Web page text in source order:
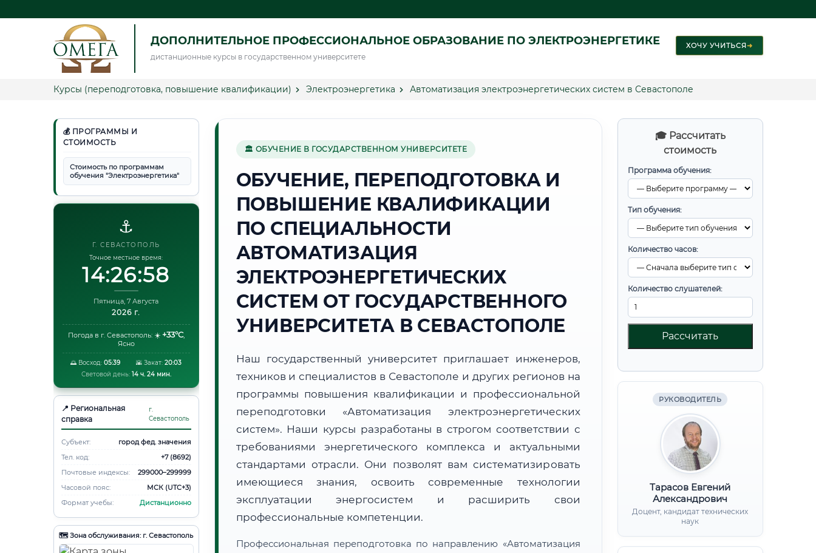
ДОПОЛНИТЕЛЬНОЕ ПРОФЕССИОНАЛЬНОЕ ОБРАЗОВАНИЕ ПО ЭЛЕКТРОЭНЕРГЕТИКЕ
дистанционные курсы в государственном университете
ХОЧУ УЧИТЬСЯ➜
Курсы (переподготовка, повышение квалификации) Электроэнергетика Автоматизация электроэнергетических систем в Севастополе
💰 ПРОГРАММЫ И
СТОИМОСТЬ
Стоимость по программам
обучения "Электроэнергетика"
⚓
Г. СЕВАСТОПОЛЬ
Точное местное время:
14:26:59
Пятница, 7 Августа
2026 г.
Погода в г. Севастополь: ☀️ +33°C,
Ясно
🌅 Восход: 05:39 🌇 Закат:20:03
Световой день: 14 ч. 24 мин.
📍 Региональная
справка
г.
Севастополь
Субъект:
город фед. значения
Тел. код:
+7 (8692)
Почтовые индексы:
299000–299999
Часовой пояс:
МСК (UTC+3)
Формат учебы:
Дистанционно
🗺️ Зона обслуживания: г. Севастополь
🎓 Рассчитать
стоимость
Программа обучения:
Тип обучения:
Количество часов:
Количество слушателей:
Рассчитать
РУКОВОДИТЕЛЬ
Тарасов Евгений
Александрович
Доцент, кандидат технических
наук
🏛 ОБУЧЕНИЕ В ГОСУДАРСТВЕННОМ УНИВЕРСИТЕТЕ
ОБУЧЕНИЕ, ПЕРЕПОДГОТОВКА И
ПОВЫШЕНИЕ КВАЛИФИКАЦИИ
ПО СПЕЦИАЛЬНОСТИ
АВТОМАТИЗАЦИЯ
ЭЛЕКТРОЭНЕРГЕТИЧЕСКИХ
СИСТЕМ ОТ ГОСУДАРСТВЕННОГО
УНИВЕРСИТЕТА В СЕВАСТОПОЛЕ
Наш государственный университет приглашает инженеров,
техников и специалистов в Севастополе и других регионов на
программы повышения квалификации и профессиональной
переподготовки «Автоматизация электроэнергетических
систем». Наши курсы разработаны в строгом соответствии с
требованиями энергетического комплекса и актуальными
стандартами отрасли. Они позволят вам систематизировать
имеющиеся знания, освоить современные технологии
эксплуатации энергосистем и расширить свои
профессиональные компетенции.
Профессиональная переподготовка по направлению «Автоматизация